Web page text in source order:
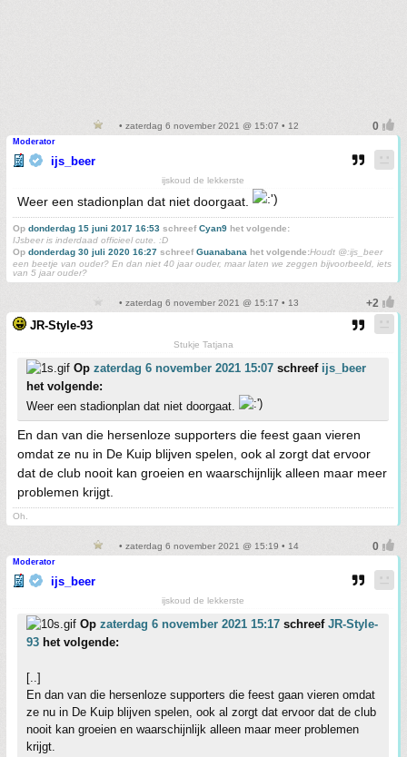
• zaterdag 6 november 2021 @ 15:07 • 12
Moderator
ijs_beer
ijskoud de lekkerste
Weer een stadionplan dat niet doorgaat.
Op donderdag 15 juni 2017 16:53 schreefCyan9 het volgende:
IJsbeer is inderdaad officieel cute. :D
Op donderdag 30 juli 2020 16:27 schreefGuanabana het volgende:Houdt @:ijs_beer
een beetje van ouder? En dan niet 40 jaar ouder, maar laten we zeggen bijvoorbeeld, iets
van 5 jaar ouder?
• zaterdag 6 november 2021 @ 15:17 • 13
JR-Style-93
Stukje Tatjana
Op zaterdag 6 november 2021 15:07 schreef ijs_beer
het volgende:
Weer een stadionplan dat niet doorgaat.
En dan van die hersenloze supporters die feest gaan vieren
omdat ze nu in De Kuip blijven spelen, ook al zorgt dat ervoor
dat de club nooit kan groeien en waarschijnlijk alleen maar meer
problemen krijgt.
Oh.
• zaterdag 6 november 2021 @ 15:19 • 14
Moderator
ijs_beer
ijskoud de lekkerste
Op zaterdag 6 november 2021 15:17 schreef JR-Style-
93 het volgende:
[..]
En dan van die hersenloze supporters die feest gaan vieren omdat
ze nu in De Kuip blijven spelen, ook al zorgt dat ervoor dat de club
nooit kan groeien en waarschijnlijk alleen maar meer problemen
krijgt.